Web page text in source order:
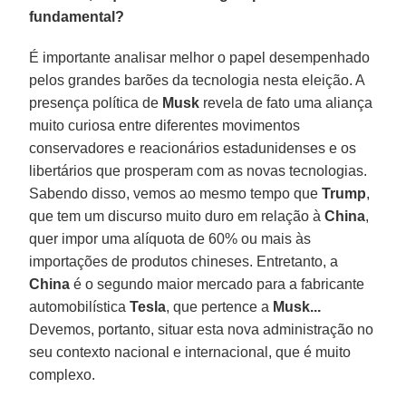
fundamental?
É importante analisar melhor o papel desempenhado
pelos grandes barões da tecnologia nesta eleição. A
presença política de Musk revela de fato uma aliança
muito curiosa entre diferentes movimentos
conservadores e reacionários estadunidenses e os
libertários que prosperam com as novas tecnologias.
Sabendo disso, vemos ao mesmo tempo queTrump,
que tem um discurso muito duro em relação àChina,
quer impor uma alíquota de 60% ou mais às
importações de produtos chineses. Entretanto, a
China é o segundo maior mercado para a fabricante
automobilísticaTesla, que pertence a Musk...
Devemos, portanto, situar esta nova administração no
seu contexto nacional e internacional, que é muito
complexo.